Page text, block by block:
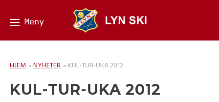
HJEM »NYHETER » KUL-TUR-UKA 2012
KUL-TUR-UKA 2012